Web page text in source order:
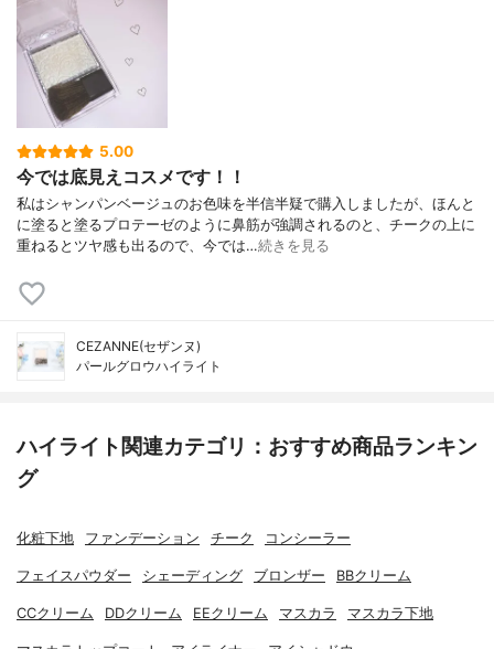
5.00
今では底見えコスメです！！
私はシャンパンベージュのお色味を半信半疑で購入しましたが、ほんと
に塗ると塗るプロテーゼのように鼻筋が強調されるのと、チークの上に
重ねるとツヤ感も出るので、今では…続きを見る
CEZANNE(セザンヌ)
パールグロウハイライト
ハイライト関連カテゴリ：おすすめ商品ランキン
グ
化粧下地 ファンデーション チーク コンシーラー
フェイスパウダー シェーディング ブロンザー BBクリーム
CCクリーム DDクリーム EEクリーム マスカラ マスカラ下地